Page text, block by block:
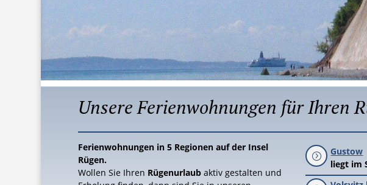
Unsere Ferienwohnungen für Ihren
Ferienwohnungen in 5 Regionen auf der Insel
Rügen.
Wollen Sie Ihren Rügenurlaubaktiv gestalten und
=
Gustow
liegt im